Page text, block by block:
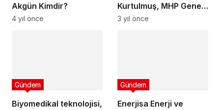
Akgün Kimdir?
4 yıl önce
Kurtulmuş, MHP Genel
Başkanı Bahçeli'yi
3 yıl önce
Biyomedikal teknolojisi,
Gündem
Enerjisa Enerji ve
Gündem